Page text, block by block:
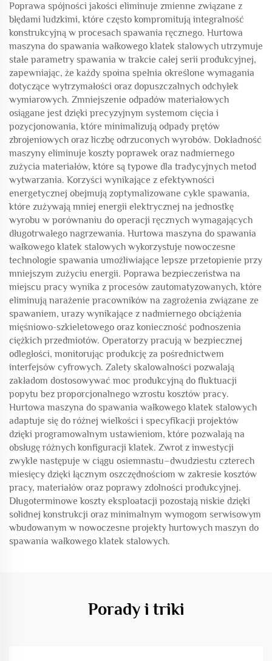
Poprawa spójności jakości eliminuje zmienne związane z
błędami ludzkimi, które często kompromitują integralność
konstrukcyjną w procesach spawania ręcznego. Hurtowa
maszyna do spawania wałkowego klatek stalowych utrzymuje
stałe parametry spawania w trakcie całej serii produkcyjnej,
zapewniając, że każdy spoina spełnia określone wymagania
dotyczące wytrzymałości oraz dopuszczalnych odchyłek
wymiarowych. Zmniejszenie odpadów materiałowych
osiągane jest dzięki precyzyjnym systemom cięcia i
pozycjonowania, które minimalizują odpady prętów
zbrojeniowych oraz liczbę odrzuconych wyrobów. Dokładność
maszyny eliminuje koszty poprawek oraz nadmiernego
zużycia materiałów, które są typowe dla tradycyjnych metod
wytwarzania. Korzyści wynikające z efektywności
energetycznej obejmują zoptymalizowane cykle spawania,
które zużywają mniej energii elektrycznej na jednostkę
wyrobu w porównaniu do operacji ręcznych wymagających
długotrwałego nagrzewania. Hurtowa maszyna do spawania
wałkowego klatek stalowych wykorzystuje nowoczesne
technologie spawania umożliwiające lepsze przetopienie przy
mniejszym zużyciu energii. Poprawa bezpieczeństwa na
miejscu pracy wynika z procesów zautomatyzowanych, które
eliminują narażenie pracowników na zagrożenia związane ze
spawaniem, urazy wynikające z nadmiernego obciążenia
mięśniowo-szkieletowego oraz konieczność podnoszenia
ciężkich przedmiotów. Operatorzy pracują w bezpiecznej
odległości, monitorując produkcję za pośrednictwem
interfejsów cyfrowych. Zalety skalowalności pozwalają
zakładom dostosowywać moc produkcyjną do fluktuacji
popytu bez proporcjonalnego wzrostu kosztów pracy.
Hurtowa maszyna do spawania wałkowego klatek stalowych
adaptuje się do różnej wielkości i specyfikacji projektów
dzięki programowalnym ustawieniom, które pozwalają na
obsługę różnych konfiguracji klatek. Zwrot z inwestycji
zwykle następuje w ciągu osiemnastu–dwudziestu czterech
miesięcy dzięki łącznym oszczędnościom w zakresie kosztów
pracy, materiałów oraz poprawy zdolności produkcyjnej.
Długoterminowe koszty eksploatacji pozostają niskie dzięki
solidnej konstrukcji oraz minimalnym wymogom serwisowym
wbudowanym w nowoczesne projekty hurtowych maszyn do
spawania wałkowego klatek stalowych.
Porady i triki